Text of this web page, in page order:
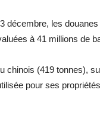
décembre, les
à 41 millions de
chinois (419 tonnes),
pour ses